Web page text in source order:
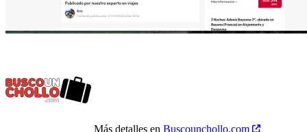
Más detalles en Buscounchollo.com